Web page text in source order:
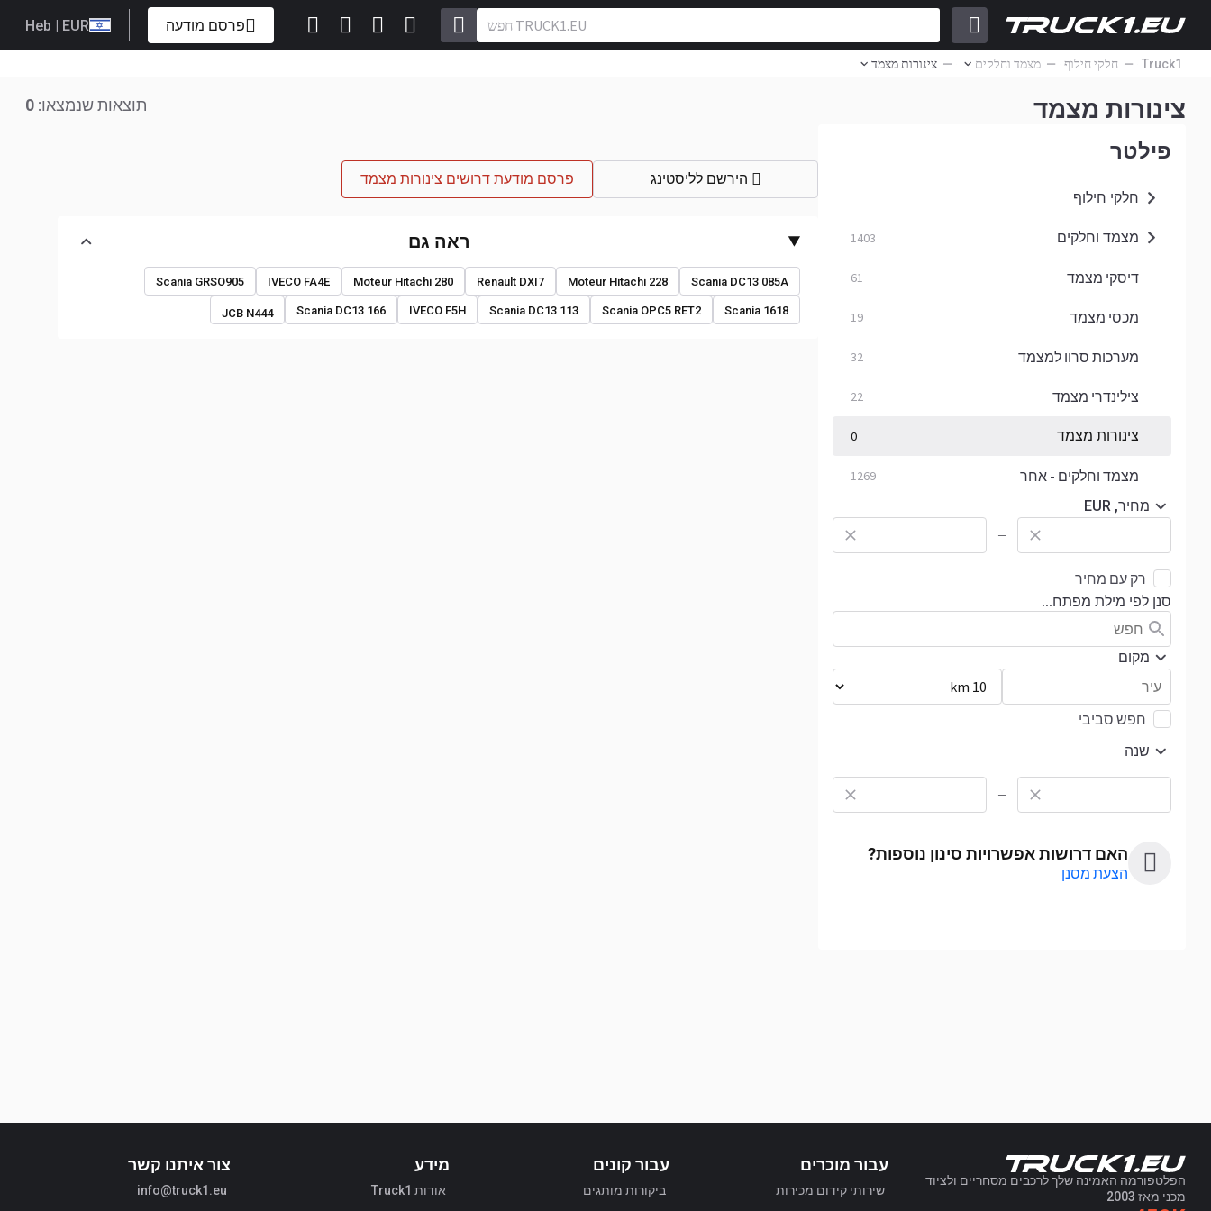
פרסם מודעה Heb | EUR
Truck1 חלקי חילוף מצמד וחלקים צינורות מצמד
צינורות מצמד תוצאות שנמצאו: 0
פילטר
חלקי חילוף
מצמד וחלקים 1403
דיסקי מצמד 61
מכסי מצמד 19
מערכות סרוו למצמד 32
צילינדרי מצמד 22
צינורות מצמד 0
מצמד וחלקים - אחר 1269
מחיר, EUR
—
רק עם מחיר
סנן לפי מילת מפתח...
מקום
חפש סביבי
שנה
—
האם דרושות אפשרויות סינון נוספות?
הצעת מסנן
הירשם לליסטינג פרסם מודעת דרושים צינורות מצמד
ראה גם
Scania DC13 085A
Moteur Hitachi 228
Renault DXI7
Moteur Hitachi 280
IVECO FA4E
Scania GRSO905
Scania 1618
Scania OPC5 RET2
Scania DC13 113
IVECO F5H
Scania DC13 166
JCB N444
הפלטפורמה האמינה שלך לרכבים מסחריים ולציוד
מכני מאז 2003
עבור מוכרים
שירותי קידום מכירות
עבור קונים
ביקורות מותגים
מידע
אודות Truck1
צור איתנו קשר
info@truck1.eu